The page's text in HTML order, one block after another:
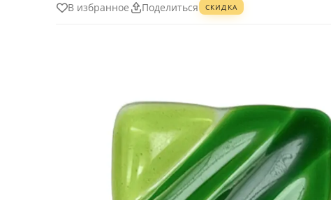
В избранное Поделиться СКИДКА